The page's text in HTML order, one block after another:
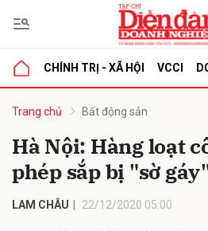
CHÍNH TRỊ - XÃ HỘI VCCI
Trang chủ Bất động sản
Hà Nội: Hàng loạt
phép sắp bị "sờ
LAM CHÂU 22/12/2020 05:00
luận